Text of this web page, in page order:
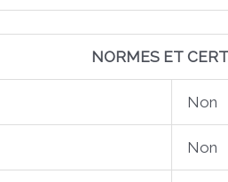
NORMES ET
Non
Non